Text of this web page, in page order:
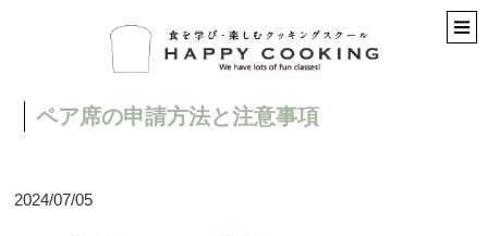
ペア席の申請方法と注意事項
2024/07/05